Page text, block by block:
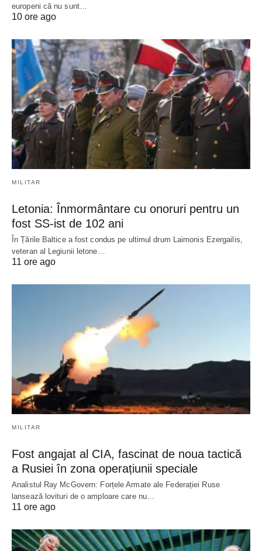
europeni că nu sunt…
10 ore ago
MILITAR
Letonia: Înmormântare cu onoruri pentru un
fost SS-ist de 102 ani
În Țările Baltice a fost condus pe ultimul drum Laimonis Ezergailis,
veteran al Legiunii letone…
11 ore ago
MILITAR
Fost angajat al CIA, fascinat de noua tactică
a Rusiei în zona operațiunii speciale
Analistul Ray McGovern: Forțele Armate ale Federației Ruse
lansează lovituri de o amploare care nu…
11 ore ago